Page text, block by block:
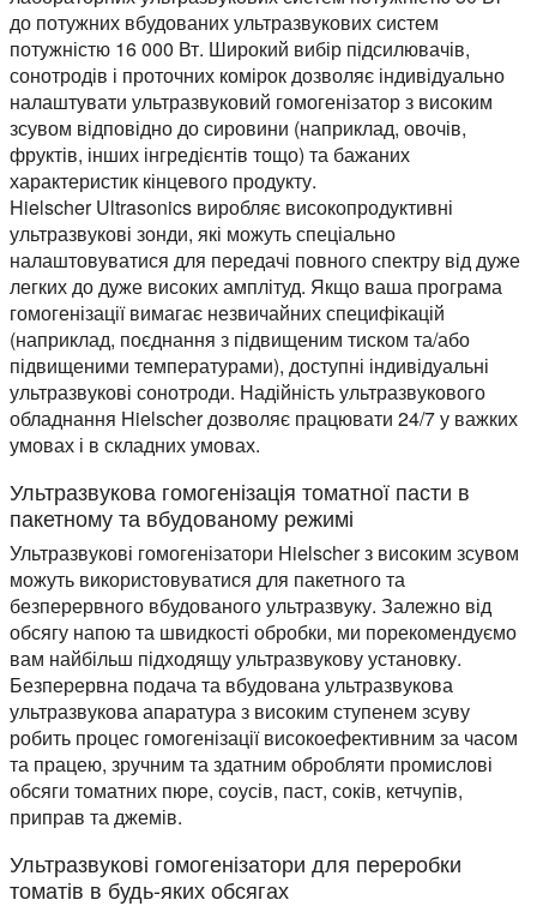
до потужних вбудованих ультразвукових систем
потужністю 16 000 Вт. Широкий вибір підсилювачів,
сонотродів і проточних комірок дозволяє індивідуально
налаштувати ультразвуковий гомогенізатор з високим
зсувом відповідно до сировини (наприклад, овочів,
фруктів, інших інгредієнтів тощо) та бажаних
характеристик кінцевого продукту.
Hielscher Ultrasonics виробляє високопродуктивні
ультразвукові зонди, які можуть спеціально
налаштовуватися для передачі повного спектру від дуже
легких до дуже високих амплітуд. Якщо ваша програма
гомогенізації вимагає незвичайних специфікацій
(наприклад, поєднання з підвищеним тиском та/або
підвищеними температурами), доступні індивідуальні
ультразвукові сонотроди. Надійність ультразвукового
обладнання Hielscher дозволяє працювати 24/7 у важких
умовах і в складних умовах.
Ультразвукова гомогенізація томатної пасти в
пакетному та вбудованому режимі
Ультразвукові гомогенізатори Hielscher з високим зсувом
можуть використовуватися для пакетного та
безперервного вбудованого ультразвуку. Залежно від
обсягу напою та швидкості обробки, ми порекомендуємо
вам найбільш підходящу ультразвукову установку.
Безперервна подача та вбудована ультразвукова
ультразвукова апаратура з високим ступенем зсуву
робить процес гомогенізації високоефективним за часом
та працею, зручним та здатним обробляти промислові
обсяги томатних пюре, соусів, паст, соків, кетчупів,
приправ та джемів.
Ультразвукові гомогенізатори для переробки
томатів в будь-яких обсягах